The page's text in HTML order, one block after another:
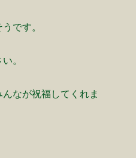
です。
。
なが祝福してくれま